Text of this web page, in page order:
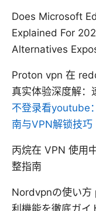
Does Microsoft
Explained For
Alternatives
Proton vpn 在
真实体验深度解：
不登录看youtube
南与VPN解锁技巧
丙烷在 VPN 使用
整指南
Nordvpnの使い方